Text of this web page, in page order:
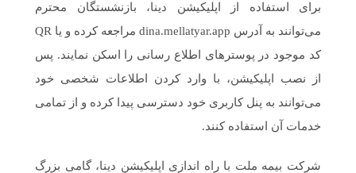
برای استفاده از اپلیکیشن دینا، بازنشستگان محترم
می‌توانند به آدرس dina.mellatyar.app مراجعه کرده و یا QR
کد موجود در پوسترهای اطلاع رسانی را اسکن نمایند. پس
از نصب اپلیکیشن، با وارد کردن اطلاعات شخصی خود
می‌توانند به پنل کاربری خود دسترسی پیدا کرده و از تمامی
خدمات آن استفاده کنند.
شرکت بیمه ملت با راه اندازی اپلیکیشن دینا، گامی بزرگ